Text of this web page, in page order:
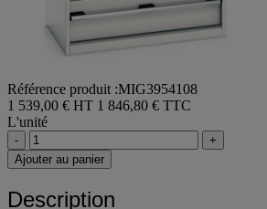
Référence produit :MIG3954108
1 539,00 € HT 1 846,80 € TTC
L'unité
-
+
Ajouter au panier
Description